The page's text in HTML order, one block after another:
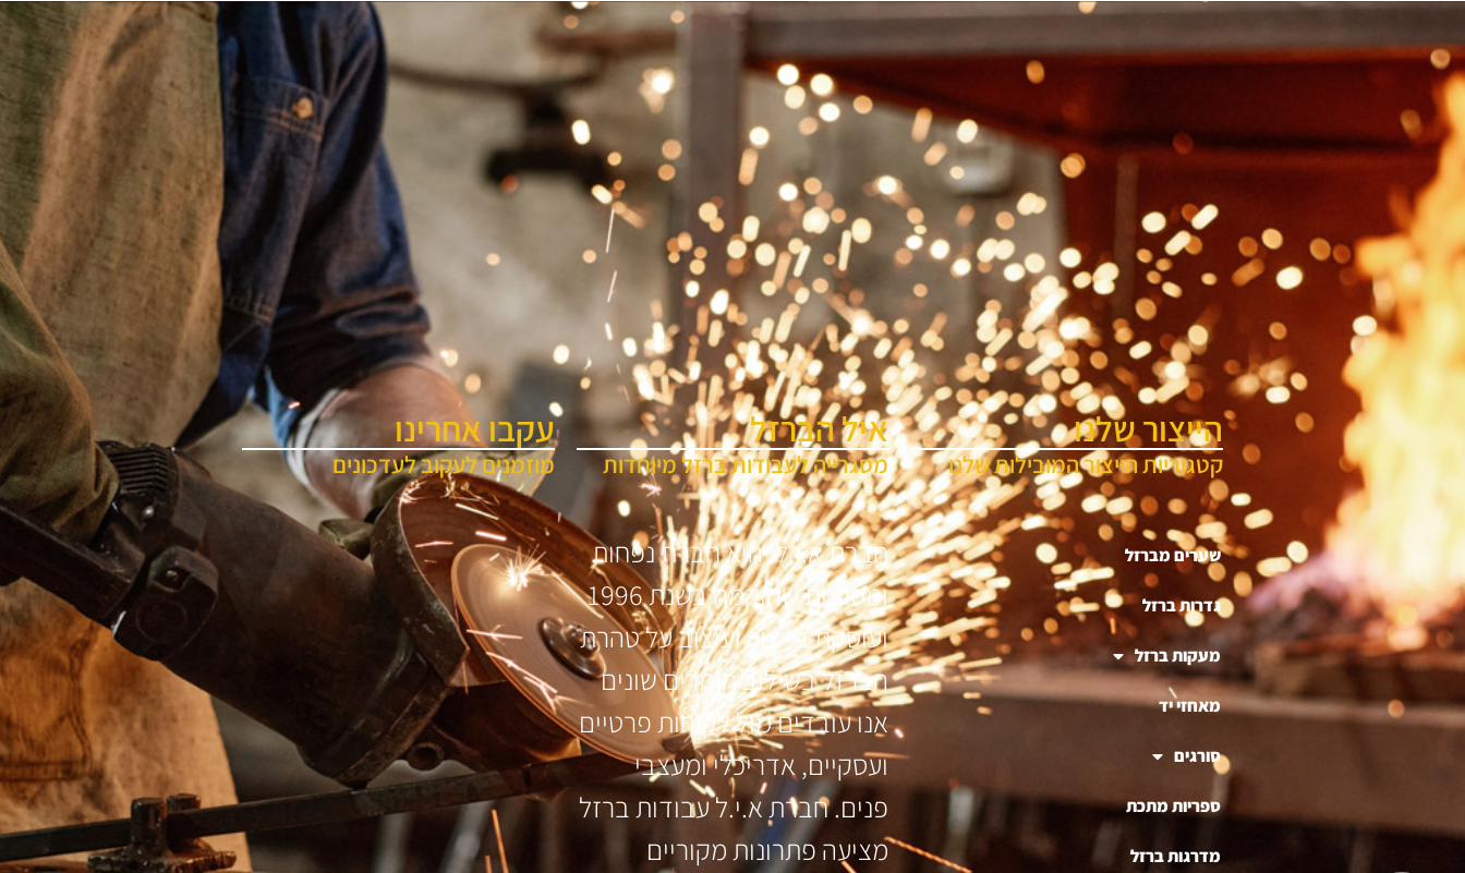
הייצור שלנו
קטגוריות הייצור המובילות שלנו
שערים מברזל
גדרות ברזל
מעקות ברזל
מאחזי יד
סורגים
ספריות מתכת
מדרגות ברזל
איל הברזל
מסגרייה לעבודות ברזל מיוחדות
חברת א.י.ל. היא חברת נפחות
ומסגרות שהוקמה בשנת 1996
ועוסקת בייצור ועיצוב על טהרת
הברזל בשילוב חומרים שונים
אנו עובדים מול לקוחות פרטיים
ועסקיים, אדריכלי ומעצבי
פנים. חברת א.י.ל עבודות ברזל
מציעה פתרונות מקוריים
עקבו אחרינו
מוזמנים לעקוב לעדכונים